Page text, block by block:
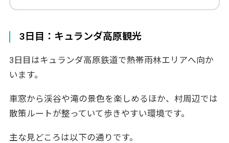
3日目：キュランダ高原観光
3日目はキュランダ高原鉄道で熱帯雨林エリアへ向か
います。
車窓から渓谷や滝の景色を楽しめるほか、村周辺では
散策ルートが整っていて歩きやすい環境です。
主な見どころは以下の通りです。